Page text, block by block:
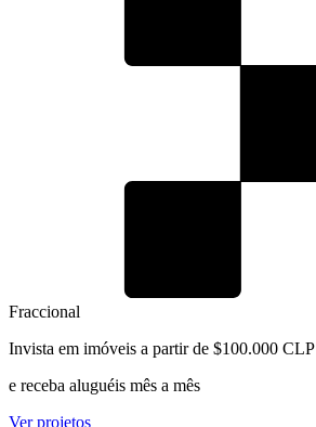
Fraccional
Invista em imóveis a partir de $100.000 CLP
e receba aluguéis mês a mês
Ver projetos